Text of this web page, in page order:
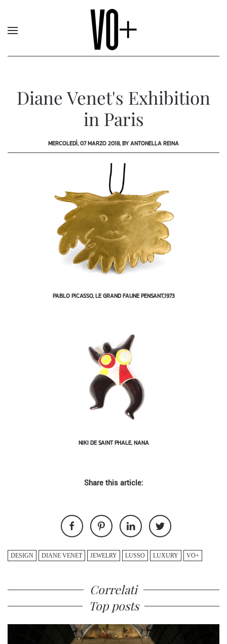
Diane Venet's Exhibition
in Paris
MERCOLEDÌ, 07 MARZO 2018, BY ANTONELLA REINA
PABLO PICASSO, LE GRAND FAUNE PENSANT,1973
NIKI DE SAINT PHALE, NANA
Share this article:
DESIGN DIANE VENET JEWELRY LUSSO LUXURY VO+
Correlati
Top posts